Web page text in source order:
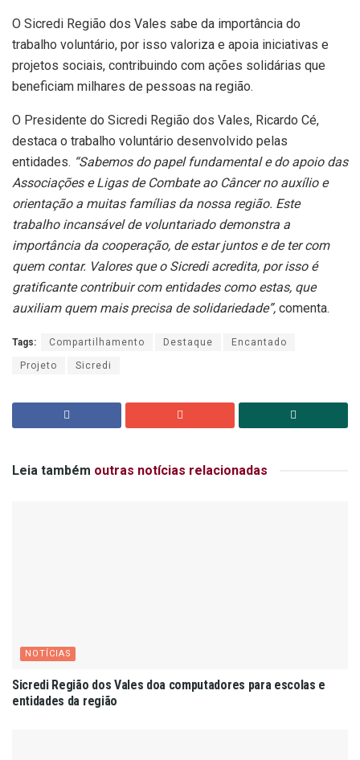
O Sicredi Região dos Vales sabe da importância do
trabalho voluntário, por isso valoriza e apoia iniciativas e
projetos sociais, contribuindo com ações solidárias que
beneficiam milhares de pessoas na região.
O Presidente do Sicredi Região dos Vales, Ricardo Cé,
destaca o trabalho voluntário desenvolvido pelas
entidades. “Sabemos do papel fundamental e do apoio das
Associações e Ligas de Combate ao Câncer no auxílio e
orientação a muitas famílias da nossa região. Este
trabalho incansável de voluntariado demonstra a
importância da cooperação, de estar juntos e de ter com
quem contar. Valores que o Sicredi acredita, por isso é
gratificante contribuir com entidades como estas, que
auxiliam quem mais precisa de solidariedade”, comenta.
Tags: Compartilhamento Destaque Encantado
Projeto Sicredi
Leia também outras notícias relacionadas
NOTÍCIAS
Sicredi Região dos Vales doa computadores para escolas e
entidades da região